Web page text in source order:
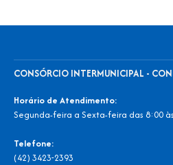
CONSÓRCIO INTERMUNICIPAL -
Horário de Atendimento:
Segunda-feira a Sexta-feira das 8:00
Telefone:
(42) 3423-2393